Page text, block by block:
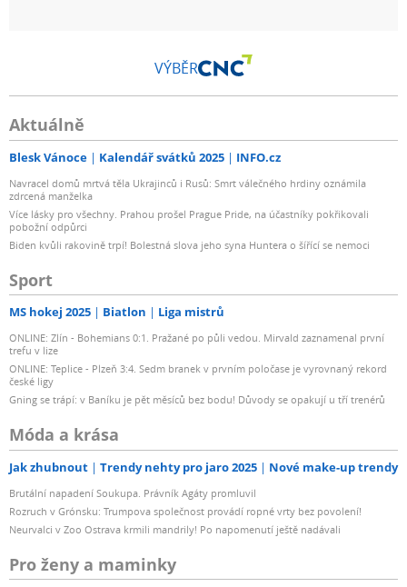
VÝBĚR
Aktuálně
Blesk Vánoce Kalendář svátků 2025 INFO.cz
Navracel domů mrtvá těla Ukrajinců i Rusů: Smrt válečného hrdiny oznámila
zdrcená manželka
Více lásky pro všechny. Prahou prošel Prague Pride, na účastníky pokřikovali
pobožní odpůrci
Biden kvůli rakovině trpí! Bolestná slova jeho syna Huntera o šířící se nemoci
Sport
MS hokej 2025 Biatlon Liga mistrů
ONLINE: Zlín - Bohemians 0:1. Pražané po půli vedou. Mirvald zaznamenal první
trefu v lize
ONLINE: Teplice - Plzeň 3:4. Sedm branek v prvním poločase je vyrovnaný rekord
české ligy
Gning se trápí: v Baníku je pět měsíců bez bodu! Důvody se opakují u tří trenérů
Móda a krása
Jak zhubnout Trendy nehty pro jaro 2025 Nové make-up trendy
Brutální napadení Soukupa. Právník Agáty promluvil
Rozruch v Grónsku: Trumpova společnost provádí ropné vrty bez povolení!
Neurvalci v Zoo Ostrava krmili mandrily! Po napomenutí ještě nadávali
Pro ženy a maminky